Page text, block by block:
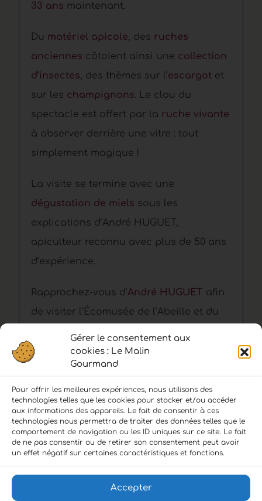
Gérer le consentement aux
cookies : Le Malin
Gourmand
Pour offrir les meilleures expériences, nous utilisons des
technologies telles que les cookies pour stocker et/ou accéder
aux informations des appareils. Le fait de consentir à ces
technologies nous permettra de traiter des données telles que le
comportement de navigation ou les ID uniques sur ce site. Le fait
de ne pas consentir ou de retirer son consentement peut avoir
un effet négatif sur certaines caractéristiques et fonctions.
Accepter
33 ans maintenant.
Du matériel apicole, des ruches
anciennes côtoient ainsi une collection
d’insectes, des thèmes sur l’escargot et
sur les champignons. Le clou du
spectacle est offert par la ruche vivante
à observer derrière une vitre : tout
simplement magique !
La visite se termine avec une
dégustation de miels sous les
explications d’André HUGUET,
apiculteur reconnu avec plus de 50 ans
d’expérience.
Rapprochez-vous d’André HUGUET afin
de visiter l’Écomusée de l’Abeille et du
Miel et de découvrir ses savoureux
produits.
LIENS :
Accueil